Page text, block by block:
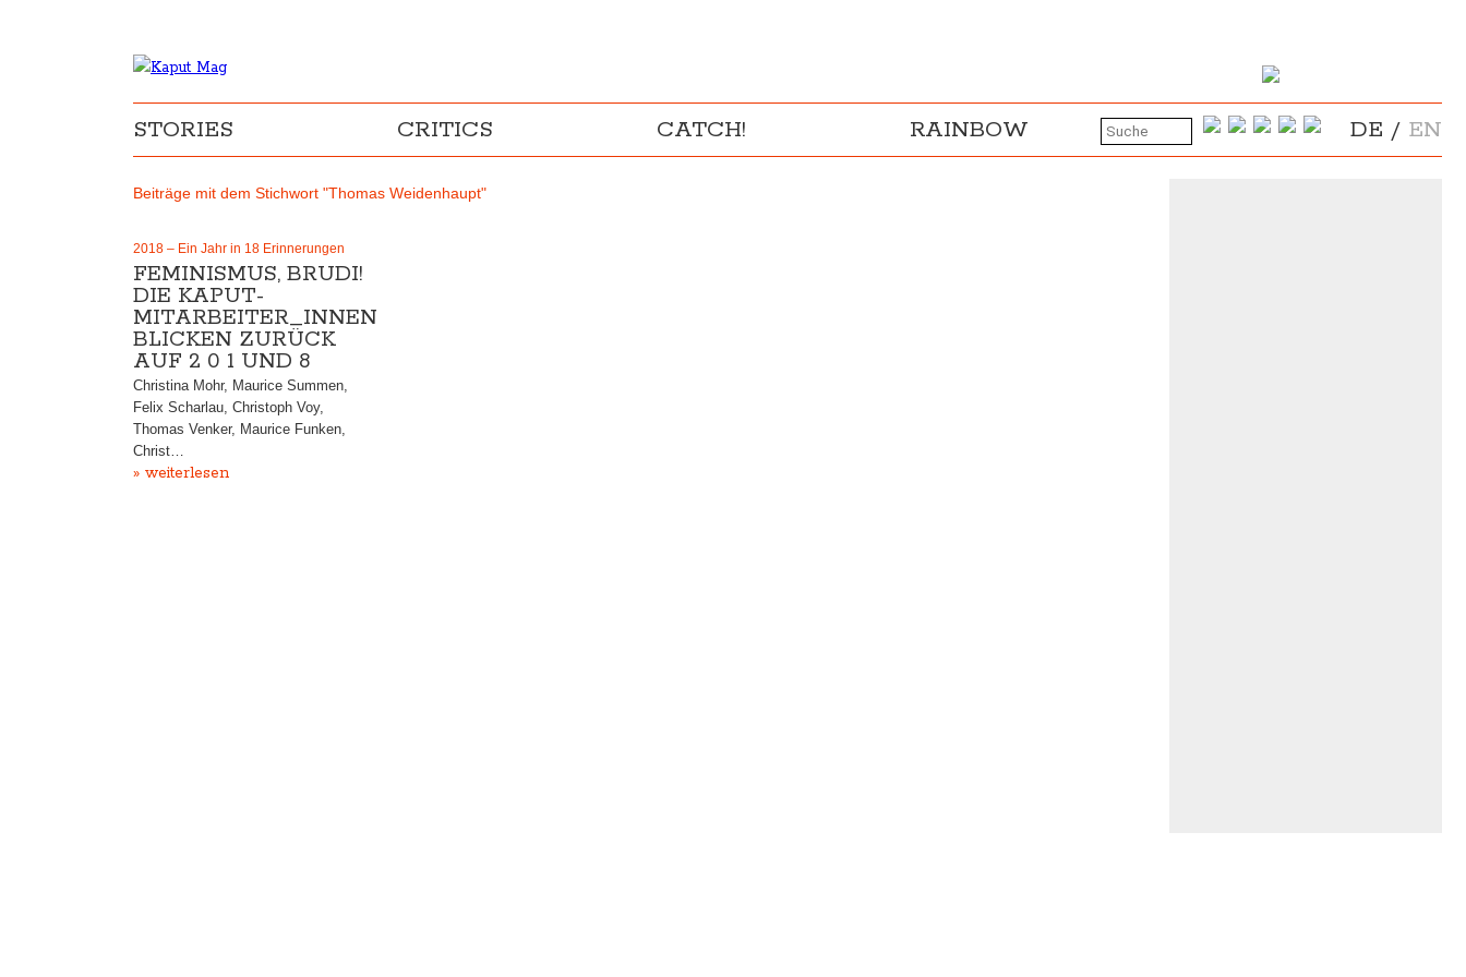
STORIES CRITICS CATCH! RAINBOW DE / EN
Beiträge mit dem Stichwort "Thomas Weidenhaupt"
2018 – Ein Jahr in 18 Erinnerungen
FEMINISMUS, BRUDI!
DIE KAPUT-
MITARBEITER_INNEN
BLICKEN ZURÜCK
AUF 2 0 1 UND 8
Christina Mohr, Maurice Summen,
Felix Scharlau, Christoph Voy,
Thomas Venker, Maurice Funken,
Christ…
» weiterlesen